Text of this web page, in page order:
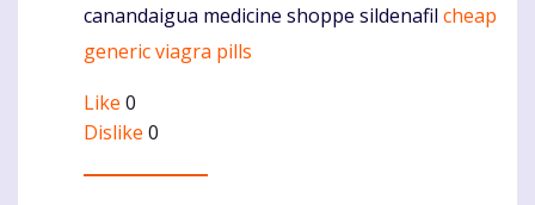
Komentaras
canandaigua medicine shoppe sildenafil cheap
generic viagra pills
Like 0
Dislike 0